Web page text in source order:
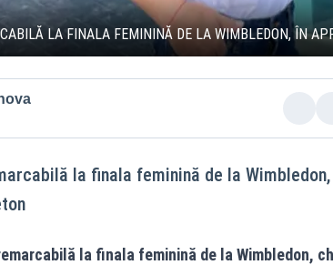
LA FINALA FEMININĂ DE LA WIMBLEDON, ÎN
la finala feminină de la
la finala feminină de la Wimbledon,